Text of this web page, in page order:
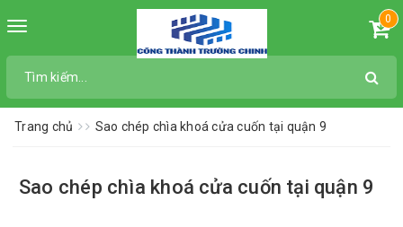
Toggle
0
Trang chủ Sao chép chìa khoá cửa cuốn tại quận 9
Sao chép chìa khoá cửa cuốn tại quận 9